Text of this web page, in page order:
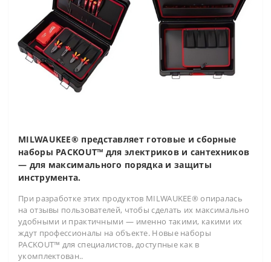
MILWAUKEE® представляет готовые и сборные
наборы PACKOUT™ для электриков и сантехников
— для максимального порядка и защиты
инструмента.
При разработке этих продуктов MILWAUKEE® опиралась
на отзывы пользователей, чтобы сделать их максимально
удобными и практичными — именно такими, какими их
ждут профессионалы на объекте. Новые наборы
PACKOUT™ для специалистов, доступные как в
укомплектован..